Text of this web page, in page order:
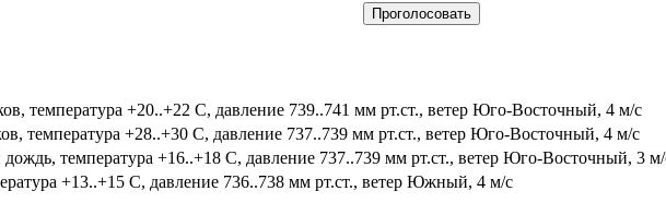
температура +20..+22 С, давление 739..741 мм рт.ст., ветер Юго-Восточный, 4 м/с
температура +28..+30 С, давление 737..739 мм рт.ст., ветер Юго-Восточный, 4 м/с
температура +16..+18 С, давление 737..739 мм рт.ст., ветер Юго-Восточный, 3
+13..+15 С, давление 736..738 мм рт.ст., ветер Южный, 4 м/с